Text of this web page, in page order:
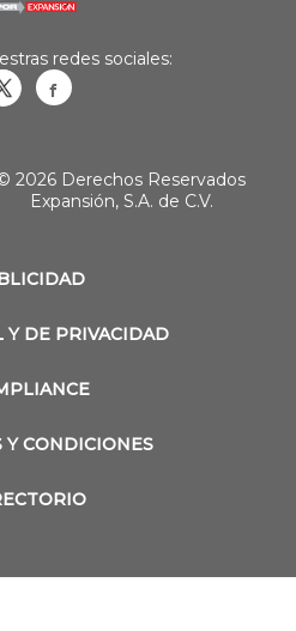
Y DE PRIVACIDAD
Y CONDICIONES
redes sociales:
2026 Derechos Reservados
Expansión, S.A. de C.V.